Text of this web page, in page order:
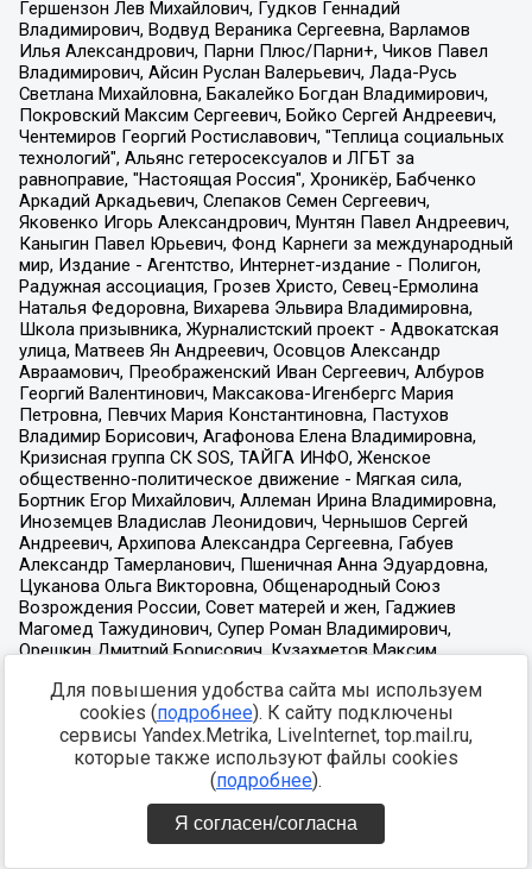
Для повышения удобства сайта мы используем
cookies (подробнее). К сайту подключены
сервисы Yandex.Metrika, LiveInternet, top.mail.ru,
которые также используют файлы cookies
(подробнее).
Я согласен/согласна